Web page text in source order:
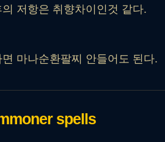
저항은 취향차이인것 같다.
마나순환팔찌 안들어도 된다.
spells